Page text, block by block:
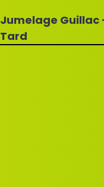
Jumelage Guillac
Tard